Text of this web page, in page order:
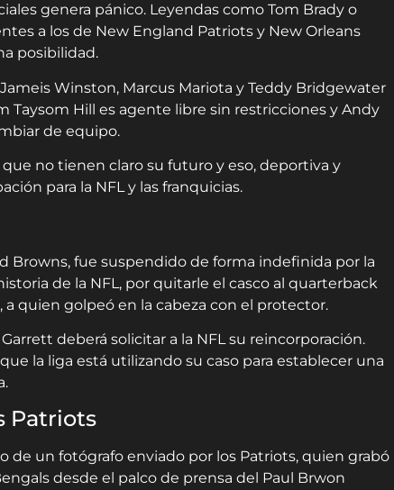
genera pánico. Leyendas como Tom Brady o
a los de New England Patriots y New Orleans
posibilidad.
Winston, Marcus Mariota y Teddy Bridgewater
Taysom Hill es agente libre sin restricciones y Andy
de equipo.
no tienen claro su futuro y eso, deportiva y
para la NFL y las franquicias.
Browns, fue suspendido de forma indefinida por la
de la NFL, por quitarle el casco al quarterback
quien golpeó en la cabeza con el protector.
deberá solicitar a la NFL su reincorporación.
la liga está utilizando su caso para establecer una
Patriots
de un fotógrafo enviado por los Patriots, quien grabó
desde el palco de prensa del Paul Brwon